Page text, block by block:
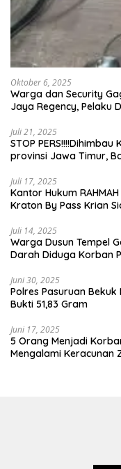
Oktober 6, 2025
Warga dan Security
Jaya Regency, Pelaku
Juli 21, 2025
STOP
provinsi Jawa Timur,
Juli 17, 2025
Kantor Hukum RAHMAH
Kraton By Pass Krian
Juli 14, 2025
Warga Dusun Tempel
Darah Diduga Korban
Juni 30, 2025
Polres Pasuruan
Bukti 51,83 Gram
Juni 17, 2025
5 Orang Menjadi
Mengalami Keracunan